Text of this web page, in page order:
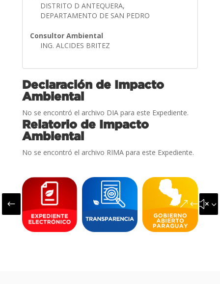
DISTRITO D ANTEQUERA,
DEPARTAMENTO DE SAN PEDRO
Consultor Ambiental
ING. ALCIDES BRITEZ
Declaración de Impacto
Ambiental
No se encontró el archivo DIA para este Expediente.
Relatorio de Impacto
Ambiental
No se encontró el archivo RIMA para este Expediente.
#